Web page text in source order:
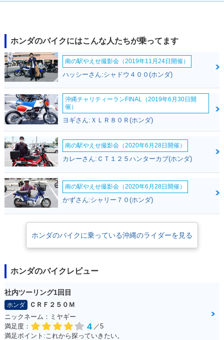
別・限定仕様
2014年 Giorno DEL
UXE・カラーチェン
2014年 Giorno・カ
ラーチェンジ
2014年 Giorno DEL
UXE・追加
2014年 Giorno・カ
ラーチェンジ
2013年 Giorno Spe
cial Edition・特
別・限定仕様
2012年 Giorno SP
ORT・追加
2012年 Giorno・カ
ラーチェンジ
ホンダのバイクにはこんな人たちが乗ってます
南の駅やえせ撮影会（2019年11月24日開催）
ハッシーさん:シャドウ４００(ホンダ)
沖縄チャリティーランFINAL（2019年6月30日開
催）
ヨギさん:ＸＬＲ８０Ｒ(ホンダ)
南の駅やえせ撮影会（2020年6月28日開催）
カレーさん:ＣＴ１２５ハンターカブ(ホンダ)
南の駅やえせ撮影会（2020年6月28日開催）
かずさん:シャリー７０(ホンダ)
ホンダのバイクに乗っている沖縄のライダーを見る
ホンダのバイクレビュー
社内ツーリング1回目
ホンダ
ＣＲＦ２５０Ｍ
ニックネーム：ミヤギー
満足度：
4 ／5
満足ポイント:これから探っていきたい。